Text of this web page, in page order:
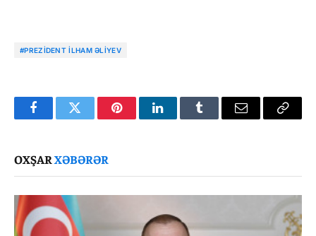
#PREZIDENT İLHAM ƏLIYEV
FacebookTwitter PinterestLinkedInTumblr Email
Copy
OXŞARXƏBƏRƏR